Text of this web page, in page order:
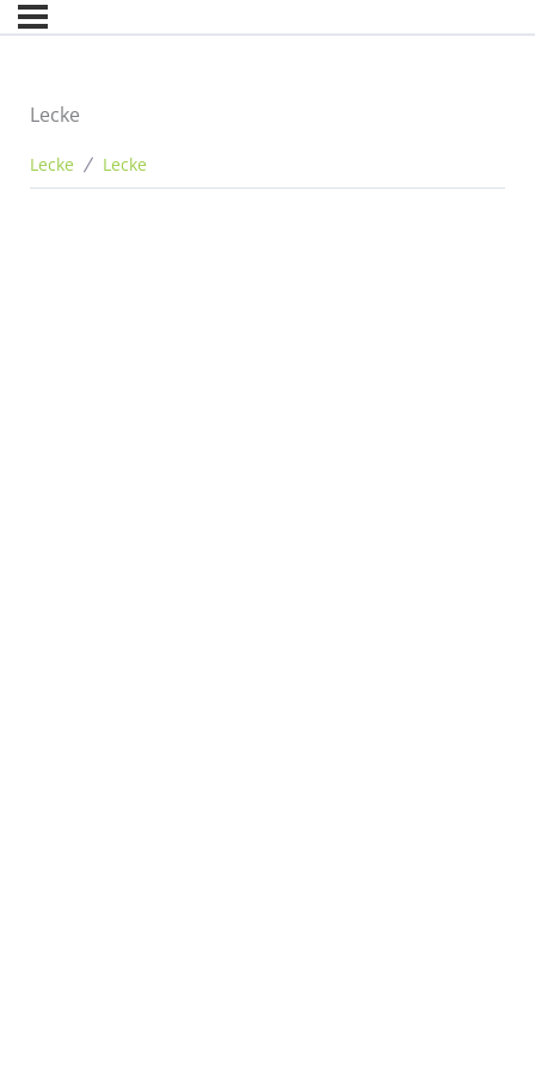
Lecke
Lecke Lecke